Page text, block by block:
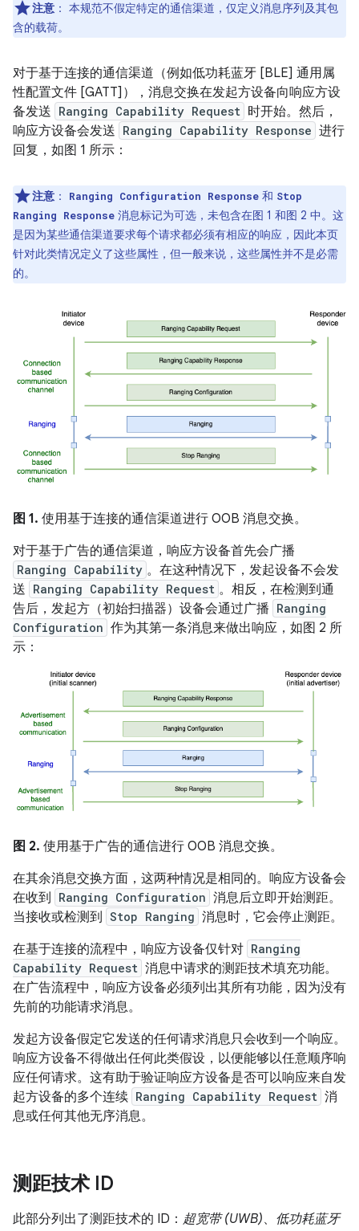
注意 ： 本规范不假定特定的通信渠道，仅定义消息序列及其包
含的载荷。
对于基于连接的通信渠道（例如低功耗蓝牙 [BLE] 通用属
性配置文件 [GATT]），消息交换在发起方设备向响应方设
备发送 Ranging Capability Request 时开始。然后，
响应方设备会发送 Ranging Capability Response 进行
回复，如图 1 所示：
注意 ： Ranging Configuration Response 和 Stop
Ranging Response 消息标记为可选，未包含在图 1 和图 2 中。这
是因为某些通信渠道要求每个请求都必须有相应的响应，因此本页
针对此类情况定义了这些属性，但一般来说，这些属性并不是必需
的。
图 1. 使用基于连接的通信渠道进行 OOB 消息交换。
对于基于广告的通信渠道，响应方设备首先会广播
Ranging Capability 。在这种情况下，发起设备不会发
送 Ranging Capability Request 。相反，在检测到通
告后，发起方（初始扫描器）设备会通过广播 Ranging
Configuration 作为其第一条消息来做出响应，如图 2 所
示：
图 2. 使用基于广告的通信进行 OOB 消息交换。
在其余消息交换方面，这两种情况是相同的。响应方设备会
在收到 Ranging Configuration 消息后立即开始测距。
当接收或检测到 Stop Ranging 消息时，它会停止测距。
在基于连接的流程中，响应方设备仅针对 Ranging
Capability Request 消息中请求的测距技术填充功能。
在广告流程中，响应方设备必须列出其所有功能，因为没有
先前的功能请求消息。
发起方设备假定它发送的任何请求消息只会收到一个响应。
响应方设备不得做出任何此类假设，以便能够以任意顺序响
应任何请求。这有助于验证响应方设备是否可以响应来自发
起方设备的多个连续 Ranging Capability Request 消
息或任何其他无序消息。
测距技术 ID
此部分列出了测距技术的 ID： 超宽带 (UWB)、 低功耗蓝牙